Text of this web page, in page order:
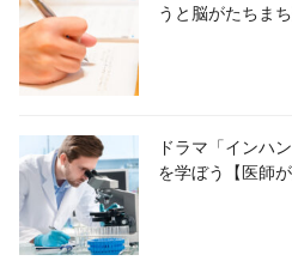
うと脳がたちま
ドラマ「インハ
を学ぼう【医師が